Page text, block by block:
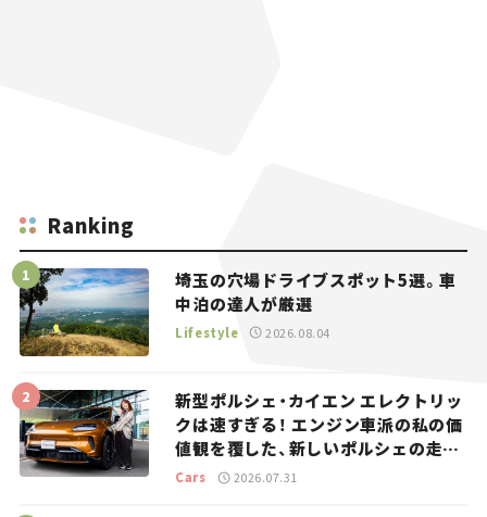
Ranking
埼玉の穴場ドライブスポット5選。車
中泊の達人が厳選
Lifestyle 2026.08.04
新型ポルシェ・カイエン エレクトリッ
クは速すぎる！ エンジン車派の私の価
値観を覆した、新しいポルシェの走
り。
Cars 2026.07.31